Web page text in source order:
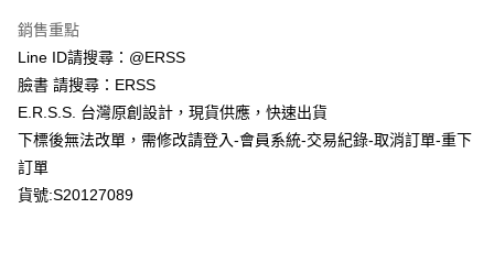
後付繳納相關費用。
※ 交易是否成功請以「AFTEE先享後付 」之結帳頁面顯示為準，若有關於
是否繳費成功／繳費後需取消欲退款等相關疑問，請聯繫「AFTEE先享後付
客戶支援中心」https://netprotections.freshdesk.com/support/home
【注意事項】
１．透過由恩沛科技股份有限公司提供之「AFTEE先享後付」服務完成之交
易，需依本服務之必要範圍內提供個人資料，並將交易相關給付款項請求債
２．關於個人資料處理事宜，請瀏覽以下網址：
付款後萊爾富取貨
7-11取貨付款
每筆NT$80，滿NT$1,200(含以上)免運費
付款後7-11取貨
銷售重點
Line ID請搜尋：@ERSS
臉書 請搜尋：ERSS
E.R.S.S. 台灣原創設計，現貨供應，快速出貨
下標後無法改單，需修改請登入-會員系統-交易紀錄-取消訂單-重下
訂單
貨號:S20127089